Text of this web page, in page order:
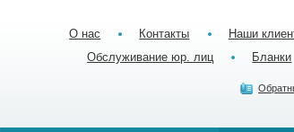
О нас Контакты Наши
Обслуживание юр. лиц
Бланки